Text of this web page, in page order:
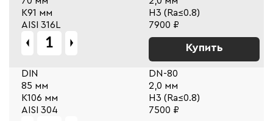
К91 мм
Н3 (Ra≤0.8)
AISI 316L
7900 ₽
Купить
DIN
DN-80
85 мм
2,0 мм
К106 мм
Н3 (Ra≤0.8)
AISI 304
7500 ₽